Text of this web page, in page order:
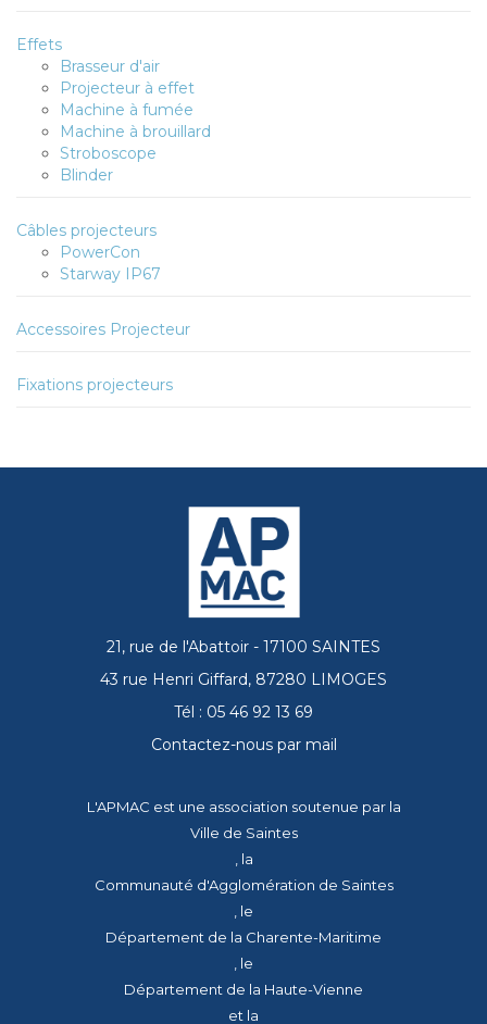
Effets
Brasseur d'air
Projecteur à effet
Machine à fumée
Machine à brouillard
Stroboscope
Blinder
Câbles projecteurs
PowerCon
Starway IP67
Accessoires Projecteur
Fixations projecteurs
21, rue de l'Abattoir - 17100 SAINTES
43 rue Henri Giffard, 87280 LIMOGES
Tél : 05 46 92 13 69
Contactez-nous par mail
L'APMAC est une association soutenue par la
Ville de Saintes
, la
Communauté d'Agglomération de Saintes
, le
Département de la Charente-Maritime
, le
Département de la Haute-Vienne
et la